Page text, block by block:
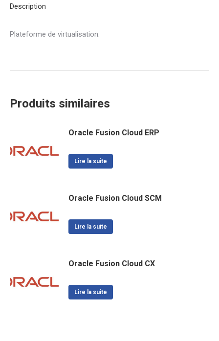
Description
Plateforme de virtualisation.
Produits similaires
Oracle Fusion Cloud ERP
Lire la suite
Oracle Fusion Cloud SCM
Lire la suite
Oracle Fusion Cloud CX
Lire la suite